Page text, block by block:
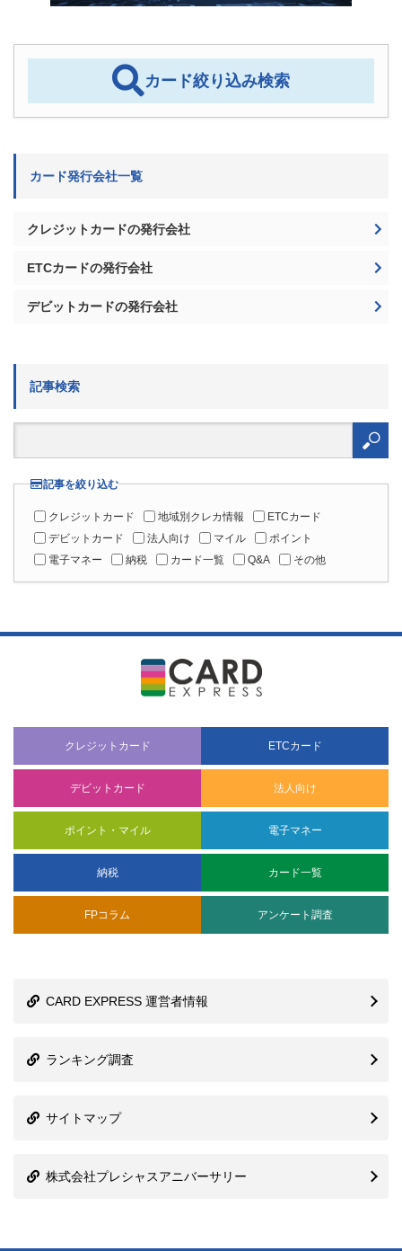
カード絞り込み検索
カード発行会社一覧
クレジットカードの発行会社
ETCカードの発行会社
デビットカードの発行会社
記事検索
検
記事を絞り込む
クレジットカード 地域別クレカ情報
ETCカード
デビットカード
法人向け マイル
ポイント
電子マネー
納税 カード一覧 Q&A その他
クレジットカード ETCカード
デビットカード 法人向け
ポイント・マイル 電子マネー
納税 カード一覧
FPコラム アンケート調査
CARD EXPRESS 運営者情報
ランキング調査
サイトマップ
株式会社プレシャスアニバーサリー